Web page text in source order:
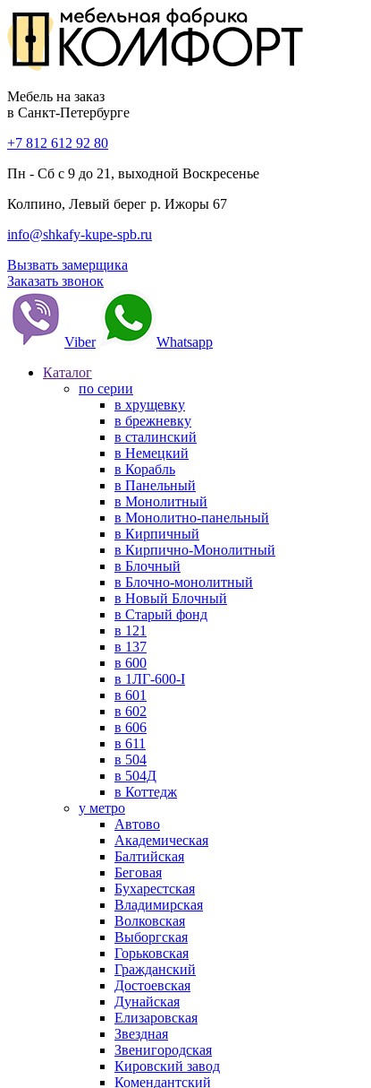
Мебель на заказ
в Санкт-Петербурге
+7 812 612 92 80
Пн - Сб с 9 до 21, выходной Воскресенье
Колпино, Левый берег р. Ижоры 67
info@shkafy-kupe-spb.ru
Вызвать замерщика
Заказать звонок
Viber
Whatsapp
Каталог
по серии
в хрущевку
в брежневку
в сталинский
в Немецкий
в Корабль
в Панельный
в Монолитный
в Монолитно-панельный
в Кирпичный
в Кирпично-Монолитный
в Блочный
в Блочно-монолитный
в Новый Блочный
в Старый фонд
в 121
в 137
в 600
в 1ЛГ-600-I
в 601
в 602
в 606
в 611
в 504
в 504Д
в Коттедж
у метро
Автово
Академическая
Балтийская
Беговая
Бухарестская
Владимирская
Волковская
Выборгская
Горьковская
Гражданский
Достоевская
Дунайская
Елизаровская
Звездная
Звенигородская
Кировский завод
Комендантский